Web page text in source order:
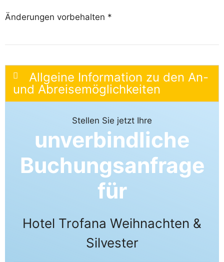
Änderungen vorbehalten *
Allgeine Information zu den An-
und Abreisemöglichkeiten
Stellen Sie jetzt Ihre
unverbindliche
Buchungsanfrage
für
Hotel Trofana Weihnachten &
Silvester